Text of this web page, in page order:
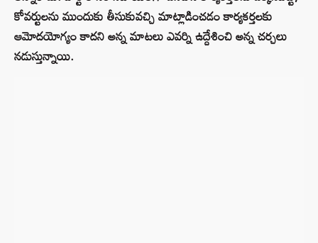
కోవర్టులను ముందుకు తీసుకువచ్చి మాట్లాడించడం కార్యకర్తలకు
ఆమోదయోగ్యం కాదని అన్న మాటలు ఎవర్ని ఉద్దేశించి అన్న చర్చలు
నడుస్తున్నాయి.